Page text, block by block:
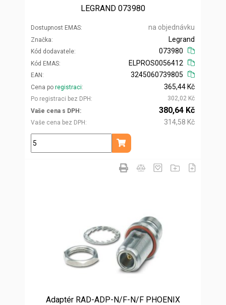
LEGRAND 073980
Dostupnost EMAS na objednávku
Značka
Kód dodavatele
Legrand
073980
Kód EMAS
EAN
ELPROS0056412
3245060739805
Cena po registraci
Po registraci bez DPH
365,44 Kč
302,02 Kč
Vaše cena s DPH
Vaše cena bez DPH
380,64 Kč
314,58 Kč
ks
Přidat do košíku
Adaptér RAD-ADP-N/F-N/F PHOENIX